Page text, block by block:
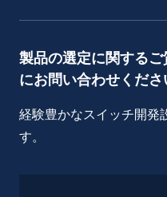
製品の選定に関する
にお問い合わせくださ
経験豊かなスイッチ開発
す。